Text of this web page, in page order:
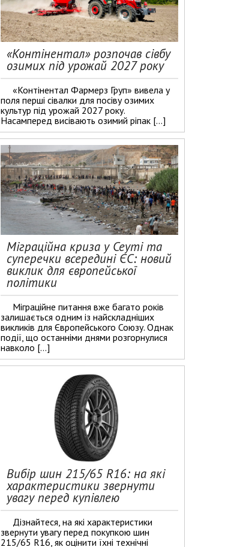
«Контінентал» розпочав сівбу
озимих під урожай 2027 року
«Контінентал Фармерз Груп» вивела у
поля перші сівалки для посіву озимих
культур під урожай 2027 року.
Насамперед висівають озимий ріпак […]
Міграційна криза у Сеуті та
суперечки всередині ЄС: новий
виклик для європейської
політики
Міграційне питання вже багато років
залишається одним із найскладніших
викликів для Європейського Союзу. Однак
події, що останніми днями розгорнулися
навколо […]
Вибір шин 215/65 R16: на які
характеристики звернути
увагу перед купівлею
Дізнайтеся, на які характеристики
звернути увагу перед покупкою шин
215/65 R16, як оцінити їхні технічні